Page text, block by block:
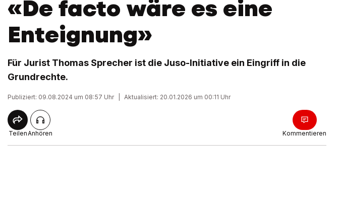
«De facto wäre es eine
Enteignung»
Für Jurist Thomas Sprecher ist die Juso-Initiative ein Eingriff in die
Grundrechte.
Publiziert: 09.08.2024 um 08:57 Uhr Aktualisiert: 20.01.2026 um 00:11 Uhr
TeilenAnhören Kommentieren